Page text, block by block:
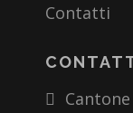
Contatti